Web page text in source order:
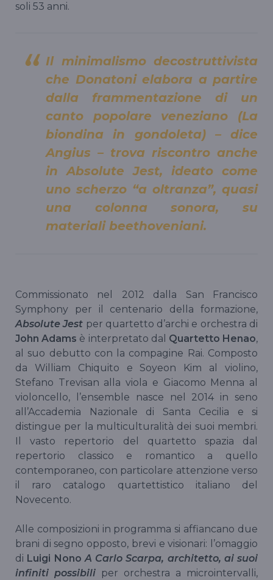
soli 53 anni.
Il minimalismo decostruttivista
che Donatoni elabora a partire
dalla frammentazione di un
canto popolare veneziano (La
biondina in gondoleta) – dice
Angius – trova riscontro anche
inAbsolute Jest, ideato come
uno scherzo “a oltranza”, quasi
una colonna sonora, su
materiali beethoveniani.
Commissionato nel 2012 dalla San Francisco
Symphony per il centenario della formazione,
Absolute Jest per quartetto d’archi e orchestra di
John Adams è interpretato dal Quartetto Henao,
al suo debutto con la compagine Rai. Composto
da William Chiquito e Soyeon Kim al violino,
Stefano Trevisan alla viola e Giacomo Menna al
violoncello, l’ensemble nasce nel 2014 in seno
all’Accademia Nazionale di Santa Cecilia e si
distingue per la multiculturalità dei suoi membri.
Il vasto repertorio del quartetto spazia dal
repertorio classico e romantico a quello
contemporaneo, con particolare attenzione verso
il raro catalogo quartettistico italiano del
Novecento.
Alle composizioni in programma si affiancano due
brani di segno opposto, brevi e visionari: l’omaggio
di Luigi Nono A Carlo Scarpa, architetto, ai suoi
infiniti possibili per orchestra a microintervalli,